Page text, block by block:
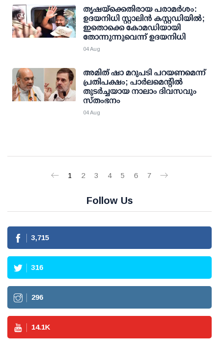
തൃഷയ്ക്കെതിരായ പരാമര്‍ശം:
ഉദയനിധി സ്റ്റാലിന്‍ കസ്റ്റഡിയില്‍;
ഇതൊക്കെ കോമഡിയായി
തോന്നുന്നുവെന്ന് ഉദയനിധി
04 Aug
അമിത് ഷാ മറുപടി പറയണമെന്ന്
പ്രതിപക്ഷം; പാര്‍ലമെന്റില്‍
തുടര്‍ച്ചയായ നാലാം ദിവസവും
സ്തംഭനം
04 Aug
1 2 3 4 5 6 7
Follow Us
3,715
316
296
14.1K